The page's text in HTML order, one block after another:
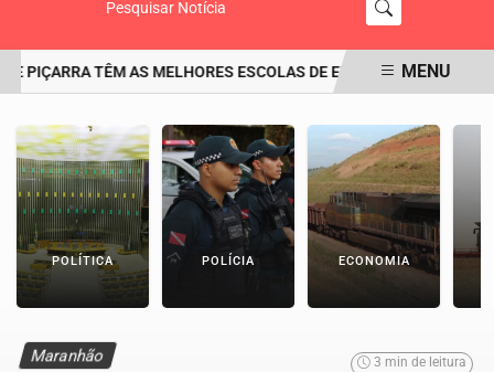
Pesquisar Notícia
PIÇARRA TÊM AS MELHORES ESCOLAS DE ENSINO FUNDAMENTAL
MENU
POLÍTICA POLÍCIA ECONOMIA
Maranhão 3 min de leitura